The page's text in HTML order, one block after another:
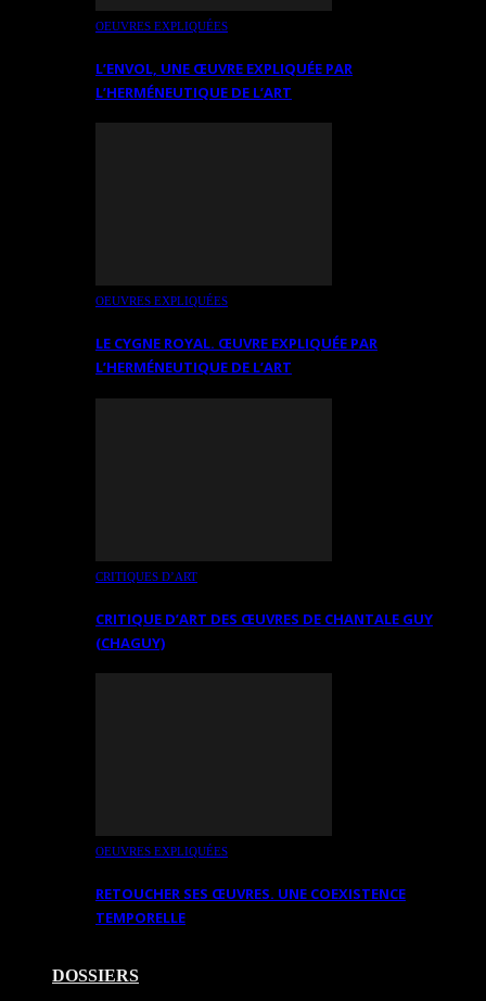
OEUVRES EXPLIQUÉES
L’ENVOL, UNE ŒUVRE EXPLIQUÉE PAR
L’HERMÉNEUTIQUE DE L’ART
OEUVRES EXPLIQUÉES
LE CYGNE ROYAL. ŒUVRE EXPLIQUÉE PAR
L’HERMÉNEUTIQUE DE L’ART
CRITIQUES D’ART
CRITIQUE D’ART DES ŒUVRES DE CHANTALE GUY
(CHAGUY)
OEUVRES EXPLIQUÉES
RETOUCHER SES ŒUVRES. UNE COEXISTENCE
TEMPORELLE
DOSSIERS